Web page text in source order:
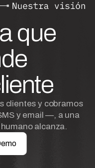
que
clientes y cobramos
y email —, a una
alcanza.